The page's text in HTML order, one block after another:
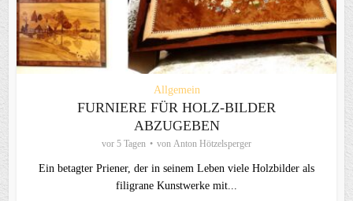
Allgemein
FURNIERE FÜR HOLZ-BILDER
ABZUGEBEN
vor 5 Tagen von Anton Hötzelsperger
Ein betagter Priener, der in seinem Leben viele Holzbilder als
filigrane Kunstwerke mit...